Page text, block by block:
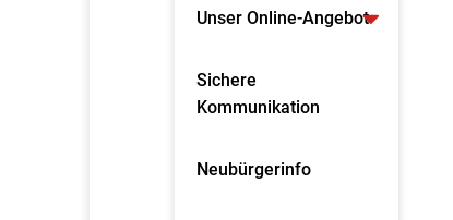
Unser Online-Angebot
Sichere
Kommunikation
Neubürgerinfo